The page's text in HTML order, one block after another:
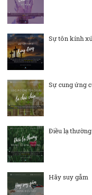
Sự tôn kính
Sự cung ứng
Điều lạ
Hãy suy gẫm